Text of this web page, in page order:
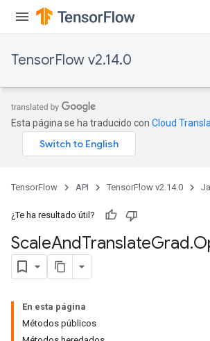
TensorFlow v2.14.0
Esta página se ha traducido con Cloud
TensorFlow API TensorFlow v2.14.0
¿Te ha resultado útil?
ScaleAndTranslateGrad.
En esta página
Métodos públicos